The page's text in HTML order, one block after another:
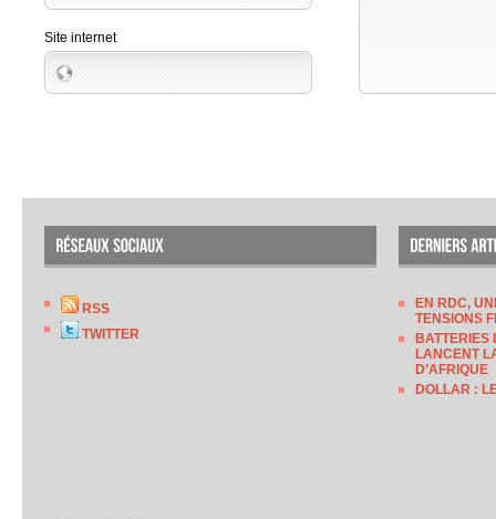
Site internet
RSS
TWITTER
EN RDC,
TENSIONS
BATTERIES
LANCENT
D’AFRIQUE
DOLLAR :